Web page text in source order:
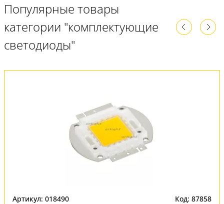
Популярные товары
категории "комплектующие
светодиоды"
Артикул: 018490 Код: 87858